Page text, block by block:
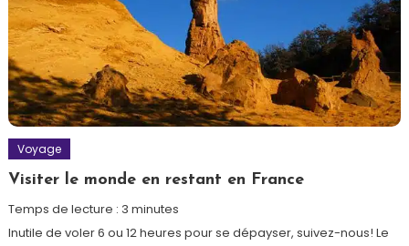
Voyage
Visiter le monde en restant en France
Temps de lecture : 3 minutes
Inutile de voler 6 ou 12 heures pour se dépayser, suivez-nous! Le